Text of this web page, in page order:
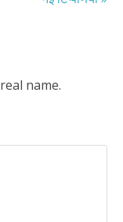
name.